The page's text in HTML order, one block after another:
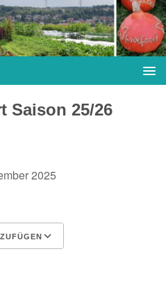
Saison 25/26
2025